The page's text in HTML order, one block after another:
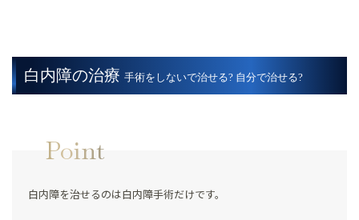
白内障の治療 手術をしないで治せる? 自分で治せる?
Point
白内障を治せるのは白内障手術だけです。